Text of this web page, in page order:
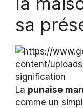
sa
La punaise
comme un